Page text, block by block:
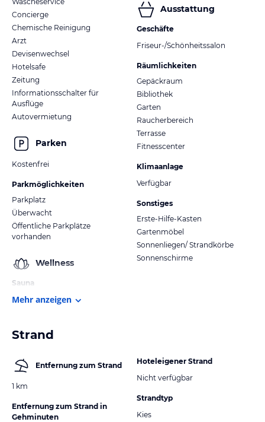
Concierge
Chemische Reinigung
Arzt
Devisenwechsel
Hotelsafe
Zeitung
Informationsschalter für
Ausflüge
Autovermietung
Parken
Kostenfrei
Parkmöglichkeiten
Parkplatz
Überwacht
Öffentliche Parkplätze
vorhanden
Wellness
Sauna
Ausstattung
Geschäfte
Friseur-/Schönheitssalon
Räumlichkeiten
Gepäckraum
Bibliothek
Garten
Raucherbereich
Terrasse
Fitnesscenter
Klimaanlage
Verfügbar
Sonstiges
Erste-Hilfe-Kasten
Gartenmöbel
Sonnenliegen/ Strandkörbe
Sonnenschirme
Mehr anzeigen
Strand
Entfernung zum Strand
1 km
Entfernung zum Strand in
Gehminuten
Hoteleigener Strand
Nicht verfügbar
Strandtyp
Kies